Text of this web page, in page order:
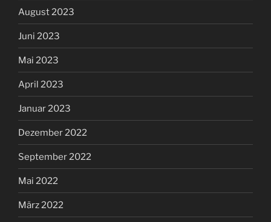
August 2023
Juni 2023
Mai 2023
April 2023
Januar 2023
Dezember 2022
September 2022
Mai 2022
März 2022